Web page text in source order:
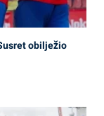
obilježio